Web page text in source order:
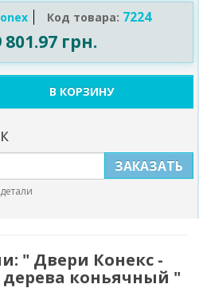
Код товара: 7224
801.97 грн.
В КОРЗИНУ
ЗАКАЗАТЬ
" Двери Конекс -
коньячный "